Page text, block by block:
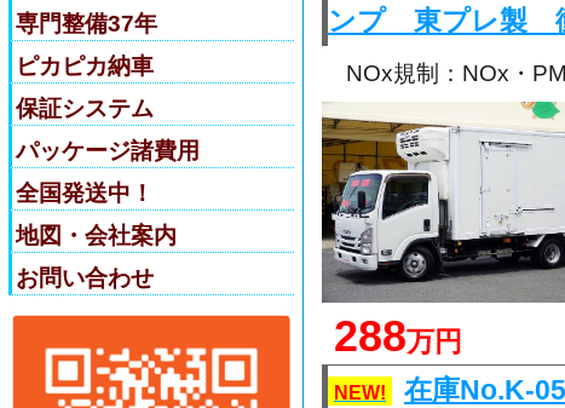
専門整備37年
ピカピカ納車
保証システム
パッケージ諸費用
全国発送中！
地図・会社案内
お問い合わせ
ンプ 東プレ製
NOx規制：NOx・
288万円
NEW!
在庫No.K-